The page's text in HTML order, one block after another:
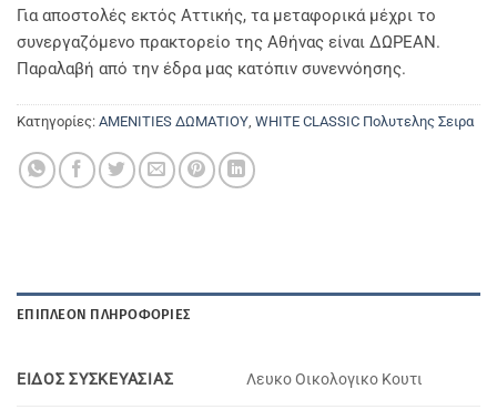
Για αποστολές εκτός Αττικής, τα μεταφορικά μέχρι το
συνεργαζόμενο πρακτορείο της Αθήνας είναι ΔΩΡΕΑΝ.
Παραλαβή από την έδρα μας κατόπιν συνεννόησης.
Κατηγορίες: AMENITIES ΔΩΜΑΤΙΟΥ WHITE CLASSIC Πολυτελης Σειρα
ΕΠΙΠΛΈΟΝ ΠΛΗΡΟΦΟΡΊΕΣ
ΕΙΔΟΣ ΣΥΣΚΕΥΑΣΙΑΣ Λευκο Οικολογικο Κουτι